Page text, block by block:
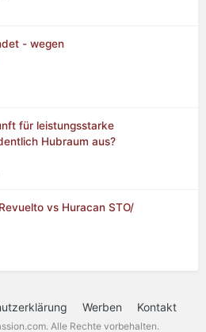
- wegen
für leistungsstarke
Hubraum aus?
vs Huracan STO/
Werben Kontakt
Alle Rechte vorbehalten.